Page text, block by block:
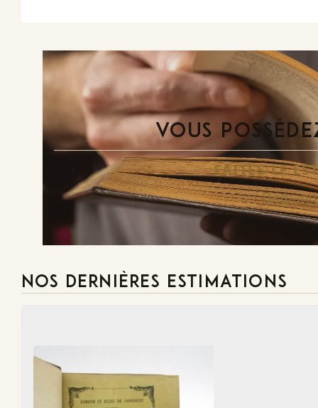
VOUS
FAITES-LE
NOS DERNIÈRES ESTIMATIONS